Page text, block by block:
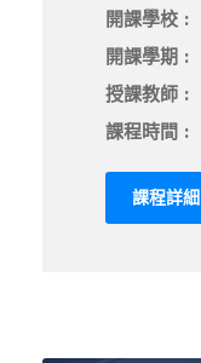
開課學校 :
開課學期 :
授課教師 :
課程時間 :
課程詳細